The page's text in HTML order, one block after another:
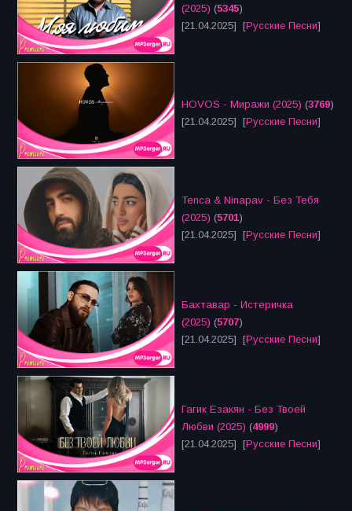
(2025) (5345)
[21.04.2025] [Русские Песни]
HOVOS - Миражи (2025) (3769)
[21.04.2025] [Русские Песни]
Tenca & Ninapav - Без Тебя
(2025) (5701)
[21.04.2025] [Русские Песни]
Бахтавар - Истеричка
(2025) (5707)
[21.04.2025] [Русские Песни]
Гагик Езакян - Без Твоей
Любви (2025) (4999)
[21.04.2025] [Русские Песни]